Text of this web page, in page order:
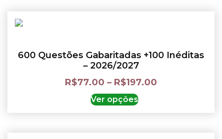
600 Questões Gabaritadas +100 Inéditas
– 2026/2027
R$77.00 – R$197.00
Ver opções